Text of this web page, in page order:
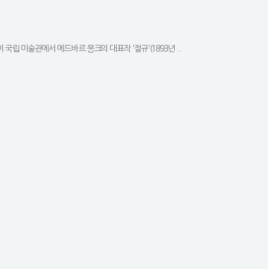
립 미술관에서 에드바르 뭉크의 대표작 '절규'(1893년 ...